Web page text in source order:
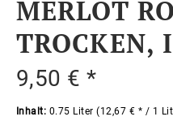
MERLOT
TROCKEN,
9,50 € *
Inhalt: 0.75 Liter (12,67 € * / 1